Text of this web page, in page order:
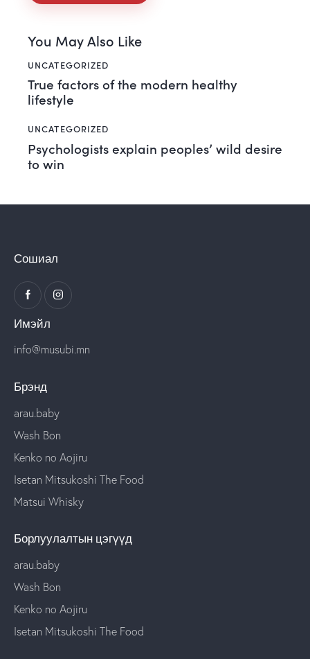
You May Also Like
UNCATEGORIZED
True factors of the modern healthy
lifestyle
UNCATEGORIZED
Psychologists explain peoples’ wild desire
to win
Сошиал
Имэйл
info@musubi.mn
Брэнд
arau.baby
Wash Bon
Kenko no Aojiru
Isetan Mitsukoshi The Food
Matsui Whisky
Борлуулалтын цэгүүд
arau.baby
Wash Bon
Kenko no Aojiru
Isetan Mitsukoshi The Food